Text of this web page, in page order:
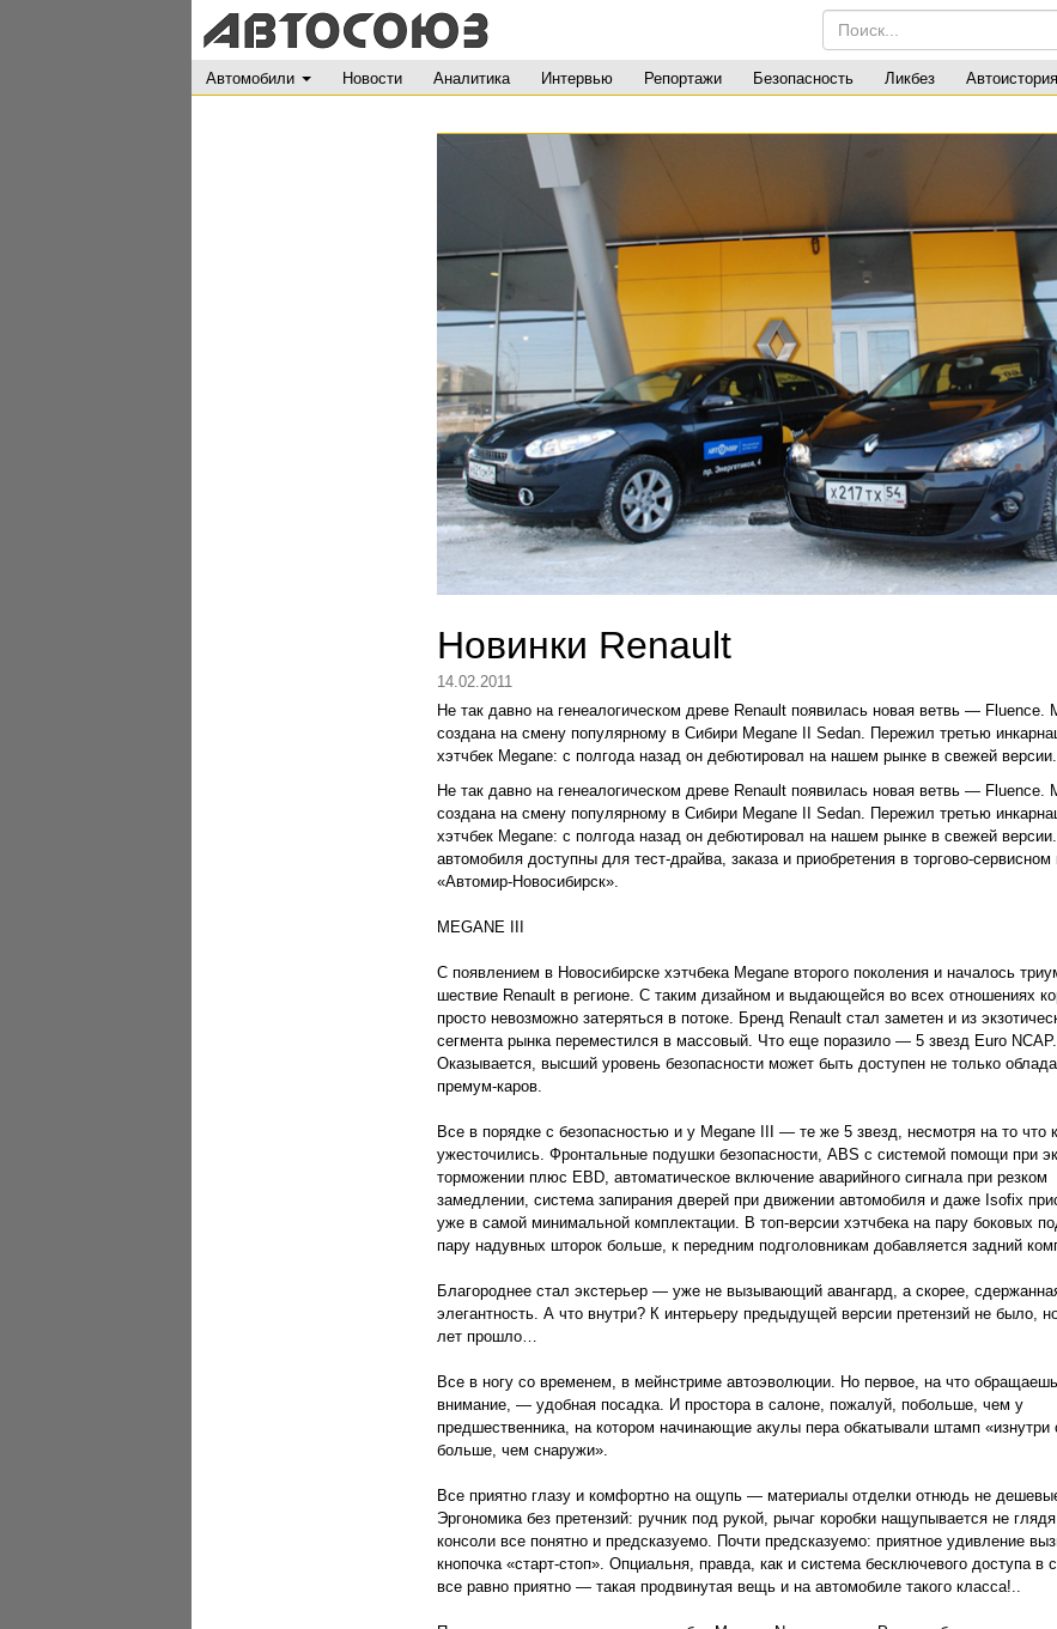
Автомобили Новости Аналитика Интервью Репортажи Безопасность Ликбез Автоистория
Новинки Renault
14.02.2011
Не так давно на генеалогическом древе Renault появилась новая ветвь — Fluence.
создана на смену популярному в Сибири Megane II Sedan. Пережил третью
хэтчбек Megane: с полгода назад он дебютировал на нашем рынке в свежей версии.
Не так давно на генеалогическом древе Renault появилась новая ветвь — Fluence.
создана на смену популярному в Сибири Megane II Sedan. Пережил третью
хэтчбек Megane: с полгода назад он дебютировал на нашем рынке в свежей
автомобиля доступны для тест-драйва, заказа и приобретения в торгово-сервисном
«Автомир-Новосибирск».
MEGANE III
С появлением в Новосибирске хэтчбека Megane второго поколения и началось
шествие Renault в регионе. С таким дизайном и выдающейся во всех отношениях
просто невозможно затеряться в потоке. Бренд Renault стал заметен и из
сегмента рынка переместился в массовый. Что еще поразило — 5 звезд Euro NCAP.
Оказывается, высший уровень безопасности может быть доступен не только
премум-каров.
Все в порядке с безопасностью и у Megane III — те же 5 звезд, несмотря на то что
ужесточились. Фронтальные подушки безопасности, ABS с системой помощи при
торможении плюс EBD, автоматическое включение аварийного сигнала при резком
замедлении, система запирания дверей при движении автомобиля и даже Isofix
уже в самой минимальной комплектации. В топ-версии хэтчбека на пару боковых
пару надувных шторок больше, к передним подголовникам добавляется задний
Благороднее стал экстерьер — уже не вызывающий авангард, а скорее,
элегантность. А что внутри? К интерьеру предыдущей версии претензий не было,
лет прошло…
Все в ногу со временем, в мейнстриме автоэволюции. Но первое, на что обращаешь
внимание, — удобная посадка. И простора в салоне, пожалуй, побольше, чем у
предшественника, на котором начинающие акулы пера обкатывали штамп «изнутри
больше, чем снаружи».
Все приятно глазу и комфортно на ощупь — материалы отделки отнюдь не
Эргономика без претензий: ручник под рукой, рычаг коробки нащупывается не
консоли все понятно и предсказуемо. Почти предсказуемо: приятное удивление
кнопочка «старт-стоп». Опциальня, правда, как и система бесключевого доступа в
все равно приятно — такая продвинутая вещь и на автомобиле такого класса!..